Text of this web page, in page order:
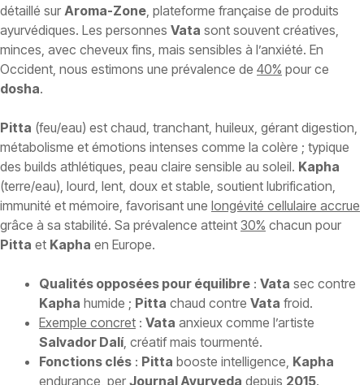
détaillé sur Aroma-Zone , plateforme française de produits
ayurvédiques. Les personnes Vata sont souvent créatives,
minces, avec cheveux fins, mais sensibles à l’anxiété. En
Occident, nous estimons une prévalence de 40% pour ce
dosha.
Pitta (feu/eau) est chaud, tranchant, huileux, gérant digestion,
métabolisme et émotions intenses comme la colère ; typique
des builds athlétiques, peau claire sensible au soleil. Kapha
(terre/eau), lourd, lent, doux et stable, soutient lubrification,
immunité et mémoire, favorisant une longévité cellulaire accrue
grâce à sa stabilité. Sa prévalence atteint 30% chacun pour
Pitta et Kapha en Europe.
Qualités opposées pour équilibre : Vata sec contre
Kapha humide ; Pitta chaud contre Vata froid.
Exemple concret : Vata anxieux comme l’artiste
Salvador Dalí, créatif mais tourmenté.
Fonctions clés : Pitta booste intelligence, Kapha
endurance, per Journal Ayurveda depuis 2015.